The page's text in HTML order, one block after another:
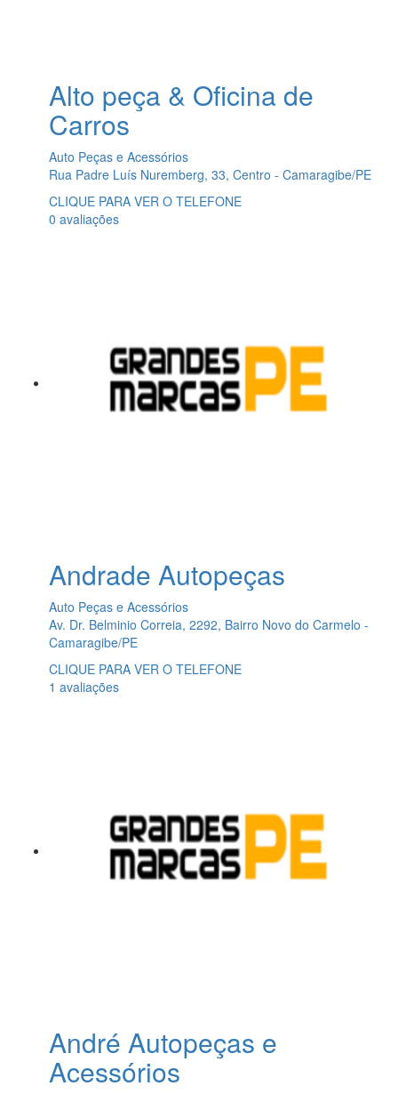
Alto peça & Oficina de
Carros
Auto Peças e Acessórios
Rua Padre Luís Nuremberg, 33, Centro - Camaragibe/PE
CLIQUE PARA VER O TELEFONE
0 avaliações
Andrade Autopeças
Auto Peças e Acessórios
Av. Dr. Belminio Correia, 2292, Bairro Novo do Carmelo -
Camaragibe/PE
CLIQUE PARA VER O TELEFONE
1 avaliações
André Autopeças e
Acessórios